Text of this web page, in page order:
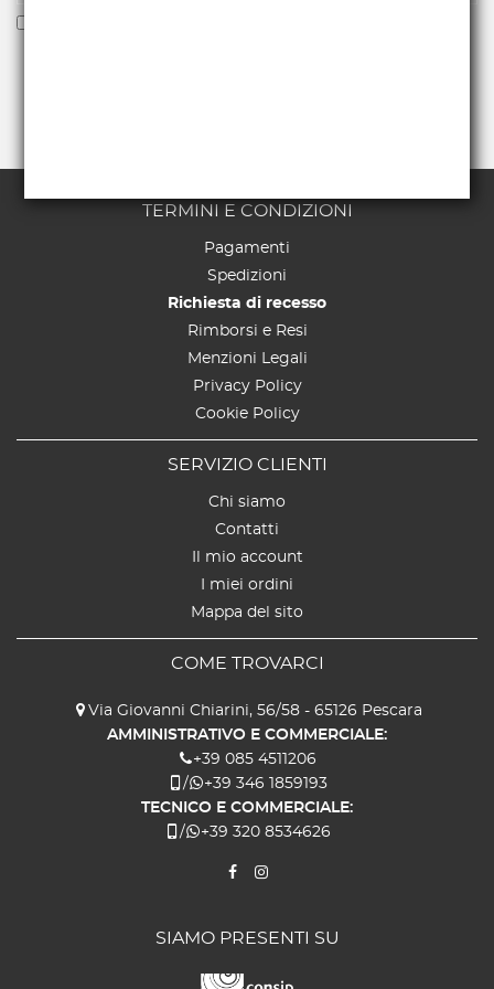
TERMINI E CONDIZIONI
Pagamenti
Spedizioni
Richiesta di recesso
Rimborsi e Resi
Menzioni Legali
Privacy Policy
Cookie Policy
SERVIZIO CLIENTI
Chi siamo
Contatti
Il mio account
I miei ordini
Mappa del sito
COME TROVARCI
Via Giovanni Chiarini, 56/58 - 65126 Pescara
AMMINISTRATIVO E COMMERCIALE:
+39 085 4511206
/
+39 346 1859193
TECNICO E COMMERCIALE:
/
+39 320 8534626
SIAMO PRESENTI SU